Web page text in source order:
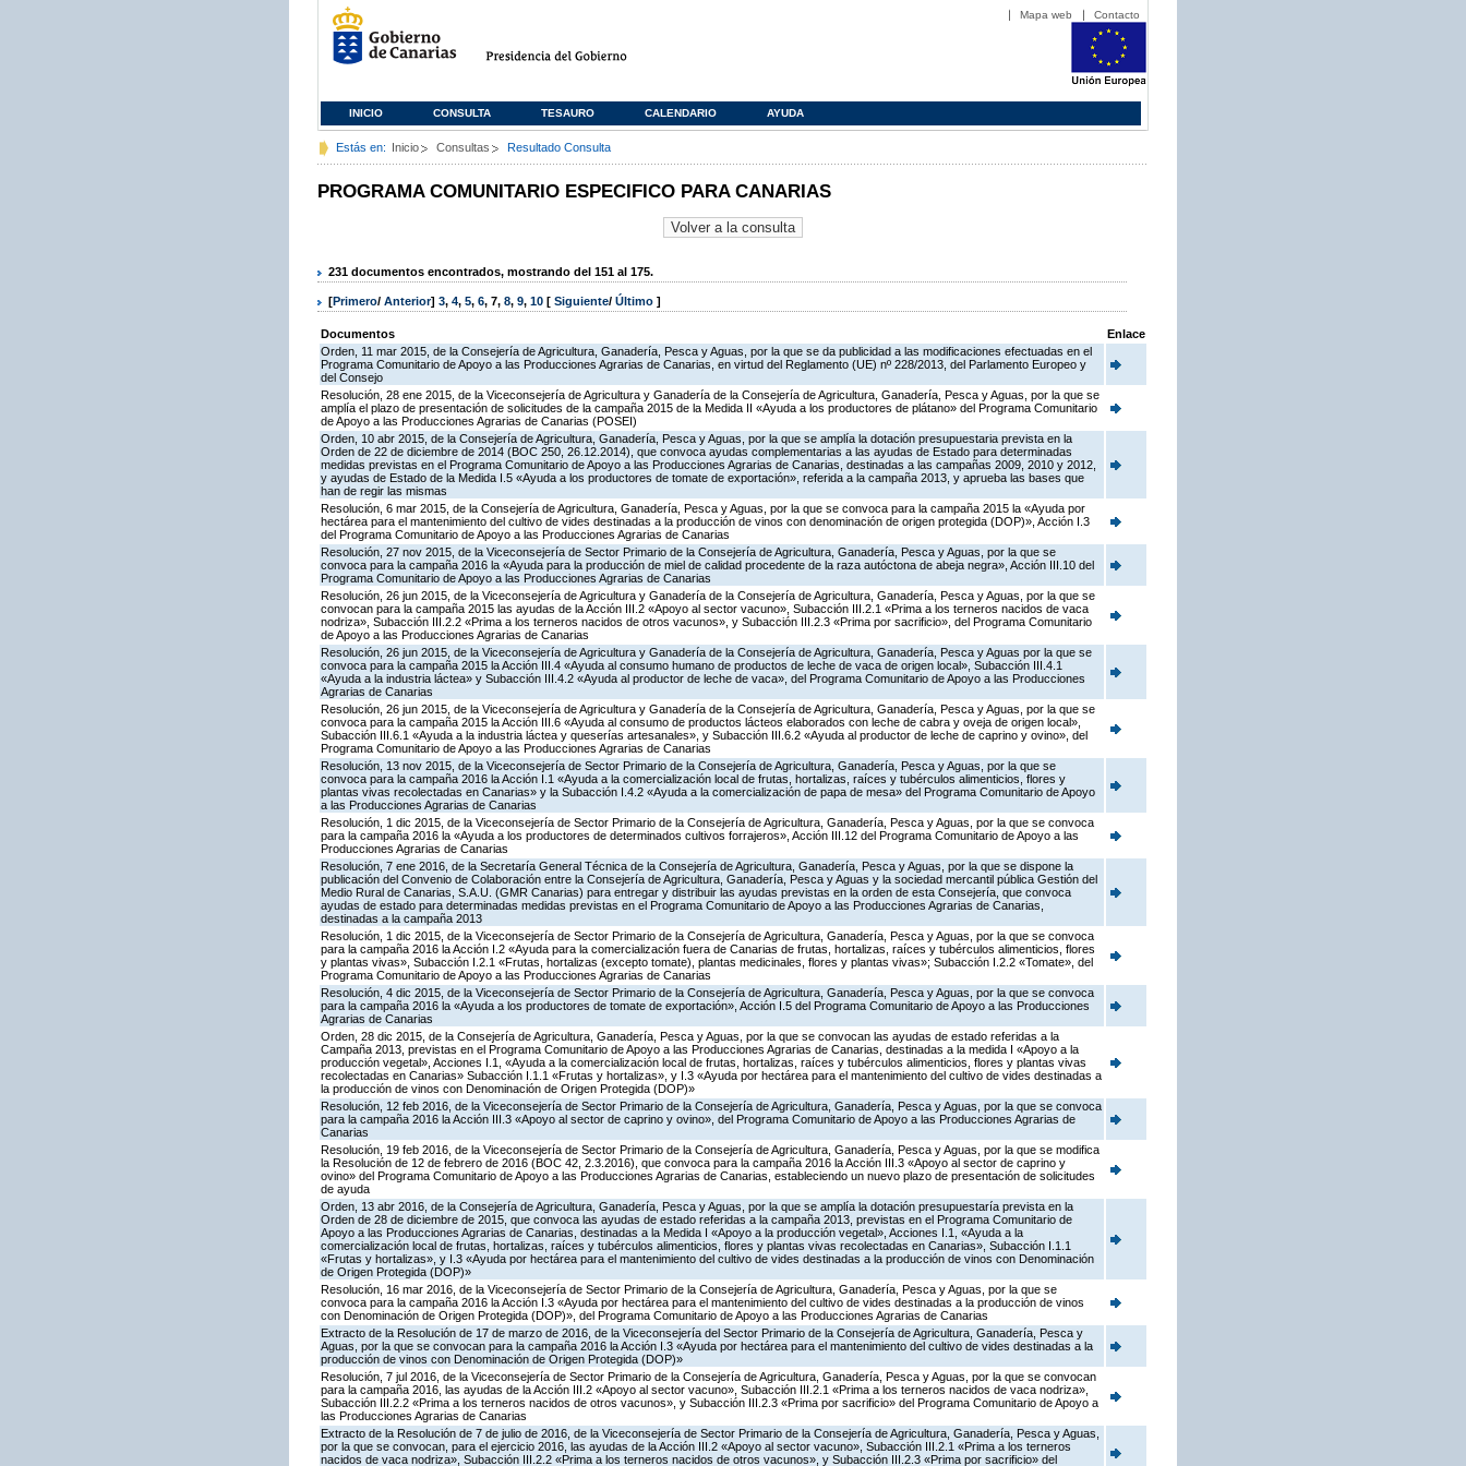
Mapa web Contacto
INICIO CONSULTA TESAURO CALENDARIO AYUDA
Estás en: Inicio Consultas Resultado Consulta
PROGRAMA COMUNITARIO ESPECIFICO PARA CANARIAS
231 documentos encontrados, mostrando del 151 al 175.
[Primero/ Anterior] 3, 4, 5, 6, 7, 8, 9, 10 [ Siguiente/ Último ]
Documentos
Enlace
Orden, 11 mar 2015, de la Consejería de Agricultura, Ganadería, Pesca y Aguas, por la que se da publicidad a las modificaciones efectuadas en el
Programa Comunitario de Apoyo a las Producciones Agrarias de Canarias, en virtud del Reglamento (UE) nº 228/2013, del Parlamento Europeo y
del Consejo
Resolución, 28 ene 2015, de la Viceconsejería de Agricultura y Ganadería de la Consejería de Agricultura, Ganadería, Pesca y Aguas, por la que se
amplía el plazo de presentación de solicitudes de la campaña 2015 de la Medida II «Ayuda a los productores de plátano» del Programa Comunitario
de Apoyo a las Producciones Agrarias de Canarias (POSEI)
Orden, 10 abr 2015, de la Consejería de Agricultura, Ganadería, Pesca y Aguas, por la que se amplía la dotación presupuestaria prevista en la
Orden de 22 de diciembre de 2014 (BOC 250, 26.12.2014), que convoca ayudas complementarias a las ayudas de Estado para determinadas
medidas previstas en el Programa Comunitario de Apoyo a las Producciones Agrarias de Canarias, destinadas a las campañas 2009, 2010 y 2012,
y ayudas de Estado de la Medida I.5 «Ayuda a los productores de tomate de exportación», referida a la campaña 2013, y aprueba las bases que
han de regir las mismas
Resolución, 6 mar 2015, de la Consejería de Agricultura, Ganadería, Pesca y Aguas, por la que se convoca para la campaña 2015 la «Ayuda por
hectárea para el mantenimiento del cultivo de vides destinadas a la producción de vinos con denominación de origen protegida (DOP)», Acción I.3
del Programa Comunitario de Apoyo a las Producciones Agrarias de Canarias
Resolución, 27 nov 2015, de la Viceconsejería de Sector Primario de la Consejería de Agricultura, Ganadería, Pesca y Aguas, por la que se
convoca para la campaña 2016 la «Ayuda para la producción de miel de calidad procedente de la raza autóctona de abeja negra», Acción III.10 del
Programa Comunitario de Apoyo a las Producciones Agrarias de Canarias
Resolución, 26 jun 2015, de la Viceconsejería de Agricultura y Ganadería de la Consejería de Agricultura, Ganadería, Pesca y Aguas, por la que se
convocan para la campaña 2015 las ayudas de la Acción III.2 «Apoyo al sector vacuno», Subacción III.2.1 «Prima a los terneros nacidos de vaca
nodriza», Subacción III.2.2 «Prima a los terneros nacidos de otros vacunos», y Subacción III.2.3 «Prima por sacrificio», del Programa Comunitario
de Apoyo a las Producciones Agrarias de Canarias
Resolución, 26 jun 2015, de la Viceconsejería de Agricultura y Ganadería de la Consejería de Agricultura, Ganadería, Pesca y Aguas por la que se
convoca para la campaña 2015 la Acción III.4 «Ayuda al consumo humano de productos de leche de vaca de origen local», Subacción III.4.1
«Ayuda a la industria láctea» y Subacción III.4.2 «Ayuda al productor de leche de vaca», del Programa Comunitario de Apoyo a las Producciones
Agrarias de Canarias
Resolución, 26 jun 2015, de la Viceconsejería de Agricultura y Ganadería de la Consejería de Agricultura, Ganadería, Pesca y Aguas, por la que se
convoca para la campaña 2015 la Acción III.6 «Ayuda al consumo de productos lácteos elaborados con leche de cabra y oveja de origen local»,
Subacción III.6.1 «Ayuda a la industria láctea y queserías artesanales», y Subacción III.6.2 «Ayuda al productor de leche de caprino y ovino», del
Programa Comunitario de Apoyo a las Producciones Agrarias de Canarias
Resolución, 13 nov 2015, de la Viceconsejería de Sector Primario de la Consejería de Agricultura, Ganadería, Pesca y Aguas, por la que se
convoca para la campaña 2016 la Acción I.1 «Ayuda a la comercialización local de frutas, hortalizas, raíces y tubérculos alimenticios, flores y
plantas vivas recolectadas en Canarias» y la Subacción I.4.2 «Ayuda a la comercialización de papa de mesa» del Programa Comunitario de Apoyo
a las Producciones Agrarias de Canarias
Resolución, 1 dic 2015, de la Viceconsejería de Sector Primario de la Consejería de Agricultura, Ganadería, Pesca y Aguas, por la que se convoca
para la campaña 2016 la «Ayuda a los productores de determinados cultivos forrajeros», Acción III.12 del Programa Comunitario de Apoyo a las
Producciones Agrarias de Canarias
Resolución, 7 ene 2016, de la Secretaría General Técnica de la Consejería de Agricultura, Ganadería, Pesca y Aguas, por la que se dispone la
publicación del Convenio de Colaboración entre la Consejería de Agricultura, Ganadería, Pesca y Aguas y la sociedad mercantil pública Gestión del
Medio Rural de Canarias, S.A.U. (GMR Canarias) para entregar y distribuir las ayudas previstas en la orden de esta Consejería, que convoca
ayudas de estado para determinadas medidas previstas en el Programa Comunitario de Apoyo a las Producciones Agrarias de Canarias,
destinadas a la campaña 2013
Resolución, 1 dic 2015, de la Viceconsejería de Sector Primario de la Consejería de Agricultura, Ganadería, Pesca y Aguas, por la que se convoca
para la campaña 2016 la Acción I.2 «Ayuda para la comercialización fuera de Canarias de frutas, hortalizas, raíces y tubérculos alimenticios, flores
y plantas vivas», Subacción I.2.1 «Frutas, hortalizas (excepto tomate), plantas medicinales, flores y plantas vivas»; Subacción I.2.2 «Tomate», del
Programa Comunitario de Apoyo a las Producciones Agrarias de Canarias
Resolución, 4 dic 2015, de la Viceconsejería de Sector Primario de la Consejería de Agricultura, Ganadería, Pesca y Aguas, por la que se convoca
para la campaña 2016 la «Ayuda a los productores de tomate de exportación», Acción I.5 del Programa Comunitario de Apoyo a las Producciones
Agrarias de Canarias
Orden, 28 dic 2015, de la Consejería de Agricultura, Ganadería, Pesca y Aguas, por la que se convocan las ayudas de estado referidas a la
Campaña 2013, previstas en el Programa Comunitario de Apoyo a las Producciones Agrarias de Canarias, destinadas a la medida I «Apoyo a la
producción vegetal», Acciones I.1, «Ayuda a la comercialización local de frutas, hortalizas, raíces y tubérculos alimenticios, flores y plantas vivas
recolectadas en Canarias» Subacción I.1.1 «Frutas y hortalizas», y I.3 «Ayuda por hectárea para el mantenimiento del cultivo de vides destinadas a
la producción de vinos con Denominación de Origen Protegida (DOP)»
Resolución, 12 feb 2016, de la Viceconsejería de Sector Primario de la Consejería de Agricultura, Ganadería, Pesca y Aguas, por la que se convoca
para la campaña 2016 la Acción III.3 «Apoyo al sector de caprino y ovino», del Programa Comunitario de Apoyo a las Producciones Agrarias de
Canarias
Resolución, 19 feb 2016, de la Viceconsejería de Sector Primario de la Consejería de Agricultura, Ganadería, Pesca y Aguas, por la que se modifica
la Resolución de 12 de febrero de 2016 (BOC 42, 2.3.2016), que convoca para la campaña 2016 la Acción III.3 «Apoyo al sector de caprino y
ovino» del Programa Comunitario de Apoyo a las Producciones Agrarias de Canarias, estableciendo un nuevo plazo de presentación de solicitudes
de ayuda
Orden, 13 abr 2016, de la Consejería de Agricultura, Ganadería, Pesca y Aguas, por la que se amplía la dotación presupuestaría prevista en la
Orden de 28 de diciembre de 2015, que convoca las ayudas de estado referidas a la campaña 2013, previstas en el Programa Comunitario de
Apoyo a las Producciones Agrarias de Canarias, destinadas a la Medida I «Apoyo a la producción vegetal», Acciones I.1, «Ayuda a la
comercialización local de frutas, hortalizas, raíces y tubérculos alimenticios, flores y plantas vivas recolectadas en Canarias», Subacción I.1.1
«Frutas y hortalizas», y I.3 «Ayuda por hectárea para el mantenimiento del cultivo de vides destinadas a la producción de vinos con Denominación
de Origen Protegida (DOP)»
Resolución, 16 mar 2016, de la Viceconsejería de Sector Primario de la Consejería de Agricultura, Ganadería, Pesca y Aguas, por la que se
convoca para la campaña 2016 la Acción I.3 «Ayuda por hectárea para el mantenimiento del cultivo de vides destinadas a la producción de vinos
con Denominación de Origen Protegida (DOP)», del Programa Comunitario de Apoyo a las Producciones Agrarias de Canarias
Extracto de la Resolución de 17 de marzo de 2016, de la Viceconsejería del Sector Primario de la Consejería de Agricultura, Ganadería, Pesca y
Aguas, por la que se convocan para la campaña 2016 la Acción I.3 «Ayuda por hectárea para el mantenimiento del cultivo de vides destinadas a la
producción de vinos con Denominación de Origen Protegida (DOP)»
Resolución, 7 jul 2016, de la Viceconsejería de Sector Primario de la Consejería de Agricultura, Ganadería, Pesca y Aguas, por la que se convocan
para la campaña 2016, las ayudas de la Acción III.2 «Apoyo al sector vacuno», Subacción III.2.1 «Prima a los terneros nacidos de vaca nodriza»,
Subacción III.2.2 «Prima a los terneros nacidos de otros vacunos», y Subacción III.2.3 «Prima por sacrificio» del Programa Comunitario de Apoyo a
las Producciones Agrarias de Canarias
Extracto de la Resolución de 7 de julio de 2016, de la Viceconsejería de Sector Primario de la Consejería de Agricultura, Ganadería, Pesca y Aguas,
por la que se convocan, para el ejercicio 2016, las ayudas de la Acción III.2 «Apoyo al sector vacuno», Subacción III.2.1 «Prima a los terneros
nacidos de vaca nodriza», Subacción III.2.2 «Prima a los terneros nacidos de otros vacunos», y Subacción III.2.3 «Prima por sacrificio» del